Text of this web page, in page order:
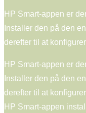
HP Smart-appen er
Installer den på den
derefter til at
HP Smart-appen er
Installer den på den
derefter til at
HP Smart-appen